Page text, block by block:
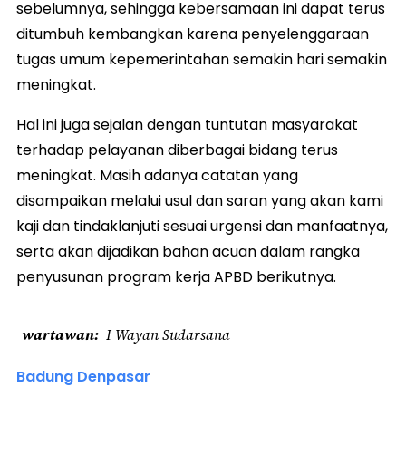
sebelumnya, sehingga kebersamaan ini dapat terus
ditumbuh kembangkan karena penyelenggaraan
tugas umum kepemerintahan semakin hari semakin
meningkat.
Hal ini juga sejalan dengan tuntutan masyarakat
terhadap pelayanan diberbagai bidang terus
meningkat. Masih adanya catatan yang
disampaikan melalui usul dan saran yang akan kami
kaji dan tindaklanjuti sesuai urgensi dan manfaatnya,
serta akan dijadikan bahan acuan dalam rangka
penyusunan program kerja APBD berikutnya.
wartawan I Wayan Sudarsana
Badung Denpasar